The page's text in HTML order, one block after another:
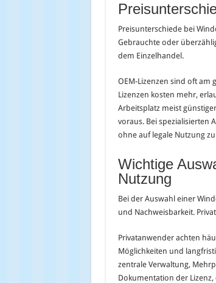
Preisunterschiede bei
Gebrauchte oder
dem Einzelhandel.
OEM-Lizenzen sind oft am
Lizenzen kosten mehr,
Arbeitsplatz meist
voraus. Bei spezialisierten
ohne auf legale Nutzung
Wichtige
Nutzung
Bei der Auswahl einer
und Nachweisbarkeit.
Privatanwender achten
Möglichkeiten und
zentrale Verwaltung,
Dokumentation der